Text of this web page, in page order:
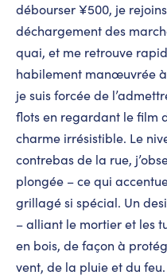
débourser ¥500, je
déchargement des
quai, et me retrouve
habilement manœuvrée à
je suis forcée de
flots en regardant le film
charme irrésistible. Le
contrebas de la rue,
plongée – ce qui
grillagé si spécial. Un
– alliant le mortier et les
en bois, de façon à
vent, de la pluie et du feu.